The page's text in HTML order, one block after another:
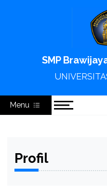
SMP
Menu
Profil